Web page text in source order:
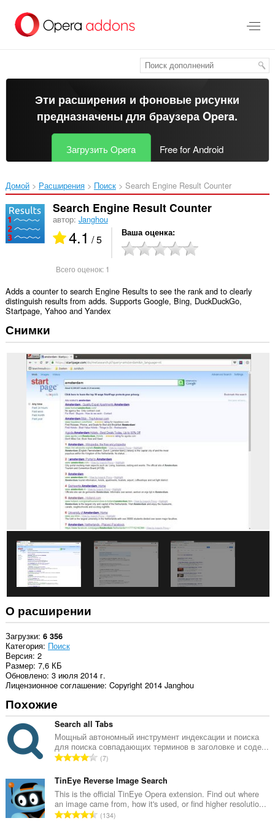
перейти
Эти расширения и фоновые рисунки
предназначены длябраузера Opera.
Загрузить Opera Free for Android
Домой Расширения Поиск Search Engine Result Counter‎
Search Engine Result Counter
автор: Janghou
4.1 / 5 Ваша оценка
Всего оценок: 1
Adds a counter to search Engine Results to see the rank and to clearly
distinguish results from adds. Supports Google, Bing, DuckDuckGo,
Startpage, Yahoo and Yandex
Снимки
О расширении
Загрузки 6 356
Категория Поиск
Версия 2
Размер 7,6 КБ
Обновлено 3 июля 2014 г.
Лицензионное соглашение Copyright 2014 Janghou
Похожие
Search all Tabs
Мощный автономный инструмент индексации и поиска
для поиска совпадающих терминов в заголовке и соде...
В
е
г
о
о
7
TinEye Reverse Image Search
This is the official TinEye Opera extension. Find out where
an image came from, how it's used, or find higher resolutio...
В134